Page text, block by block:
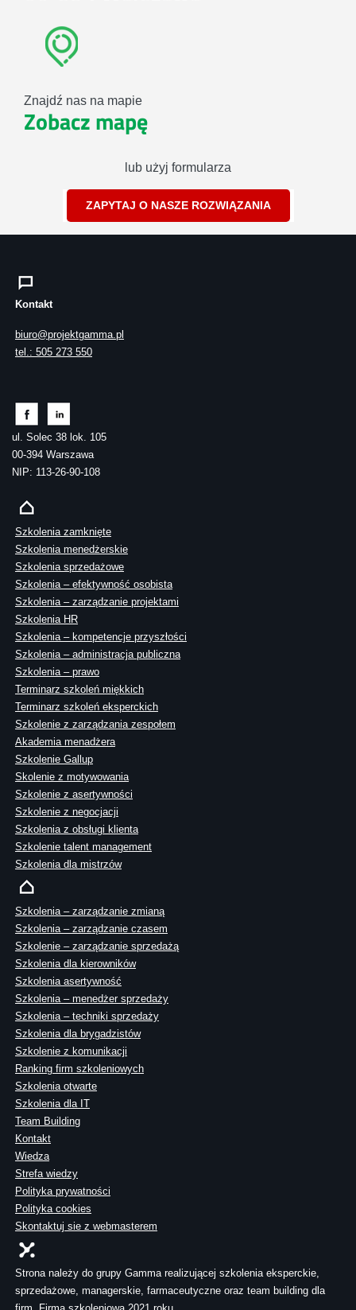
Znajdź nas na mapie
Zobacz mapę
lub użyj formularza
ZAPYTAJ O NASZE ROZWIĄZANIA
Kontakt
biuro@projektgamma.pl
tel.: 505 273 550
ul. Solec 38 lok. 105
00-394 Warszawa
NIP: 113-26-90-108
Szkolenia zamknięte
Szkolenia menedżerskie
Szkolenia sprzedażowe
Szkolenia – efektywność osobista
Szkolenia – zarządzanie projektami
Szkolenia HR
Szkolenia – kompetencje przyszłości
Szkolenia – administracja publiczna
Szkolenia – prawo
Terminarz szkoleń miękkich
Terminarz szkoleń eksperckich
Szkolenie z zarządzania zespołem
Akademia menadżera
Szkolenie Gallup
Skolenie z motywowania
Szkolenie z asertywności
Szkolenie z negocjacji
Szkolenia z obsługi klienta
Szkolenie talent management
Szkolenia dla mistrzów
Szkolenia – zarządzanie zmianą
Szkolenia – zarządzanie czasem
Szkolenie – zarządzanie sprzedażą
Szkolenia dla kierowników
Szkolenia asertywność
Szkolenia – menedżer sprzedaży
Szkolenia – techniki sprzedaży
Szkolenia dla brygadzistów
Szkolenie z komunikacji
Ranking firm szkoleniowych
Szkolenia otwarte
Szkolenia dla IT
Team Building
Kontakt
Wiedza
Strefa wiedzy
Polityka prywatności
Polityka cookies
Skontaktuj sie z webmasterem
Strona należy do grupy Gamma realizującej szkolenia eksperckie,
sprzedażowe, managerskie, farmaceutyczne oraz team building dla